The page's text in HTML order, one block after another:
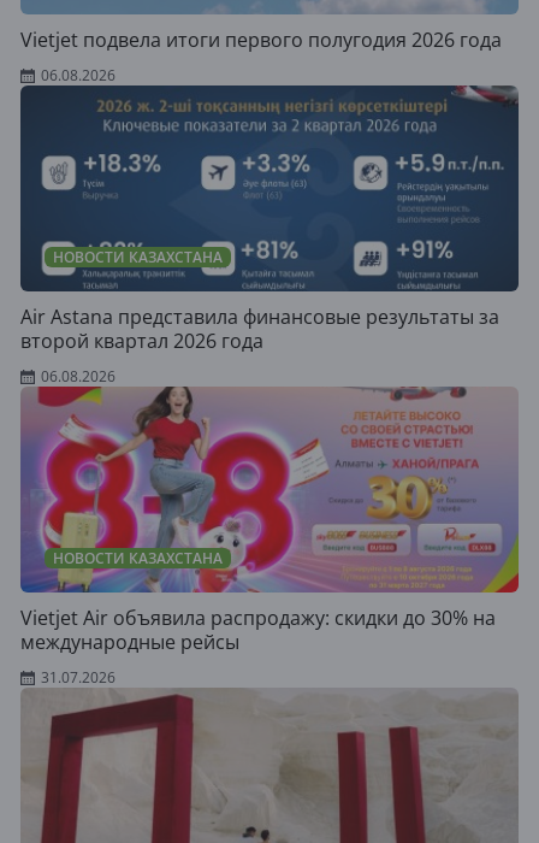
Vietjet подвела итоги первого полугодия 2026 года
06.08.2026
НОВОСТИ КАЗАХСТАНА
Air Astana представила финансовые результаты за
второй квартал 2026 года
06.08.2026
НОВОСТИ КАЗАХСТАНА
Vietjet Air объявила распродажу: скидки до 30% на
международные рейсы
31.07.2026